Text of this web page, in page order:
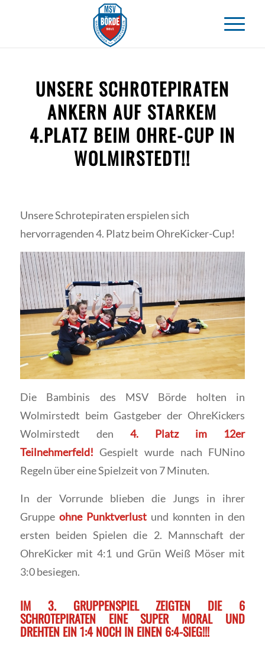
UNSERE SCHROTEPIRATEN
ANKERN AUF STARKEM
4.PLATZ BEIM OHRE-CUP IN
WOLMIRSTEDT!!
Unsere Schrotepiraten erspielen sich
hervorragenden 4. Platz beim OhreKicker-Cup!
Die Bambinis des MSV Börde holten in
Wolmirstedt beim Gastgeber der OhreKickers
Wolmirstedt den 4. Platz im 12er
Teilnehmerfeld! Gespielt wurde nach FUNino
Regeln über eine Spielzeit von 7 Minuten.
In der Vorrunde blieben die Jungs in ihrer
Gruppe ohne Punktverlustund konnten in den
ersten beiden Spielen die 2. Mannschaft der
OhreKicker mit 4:1 und Grün Weiß Möser mit
3:0 besiegen.
IM 3. GRUPPENSPIEL ZEIGTEN DIE 6
SCHROTEPIRATEN EINE SUPER MORAL UND
DREHTEN EIN 1:4 NOCH IN EINEN 6:4-SIEG!!!